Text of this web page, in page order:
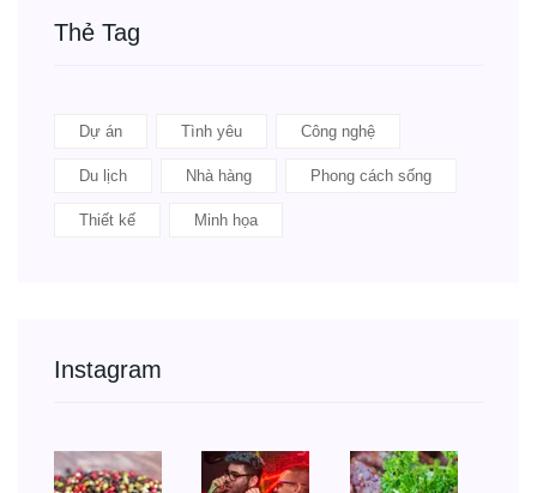
Thẻ Tag
Dự án Tình yêu Công nghệ
Du lịch Nhà hàng Phong cách sống
Thiết kế Minh họa
Instagram